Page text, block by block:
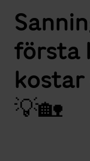
första
kostar
💡🏡